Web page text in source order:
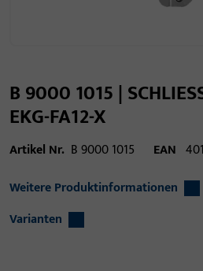
B 9000 1015 |
EKG-FA12-X
Artikel Nr. B 9000 1015 EAN
Weitere Produktinformationen
Varianten